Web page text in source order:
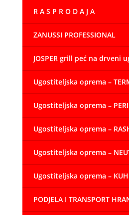
R A S P R O D A J A
ZANUSSI PROFESSIONAL
JOSPER grill peć na drveni
Ugostiteljska oprema –
Ugostiteljska oprema –
Ugostiteljska oprema –
Ugostiteljska oprema –
Ugostiteljska oprema –
PODJELA I TRANSPORT